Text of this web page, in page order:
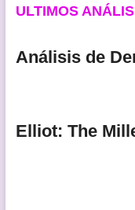
ULTIMOS
Análisis de
Elliot: The